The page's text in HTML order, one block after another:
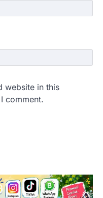
website in this
comment.